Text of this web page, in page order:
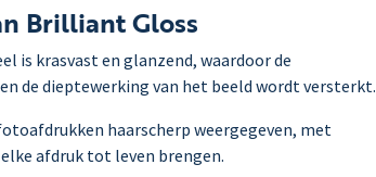
Brilliant Gloss
is krasvast en glanzend, waardoor de
de dieptewerking van het beeld wordt versterkt.
haarscherp weergegeven, met
afdruk tot leven brengen.